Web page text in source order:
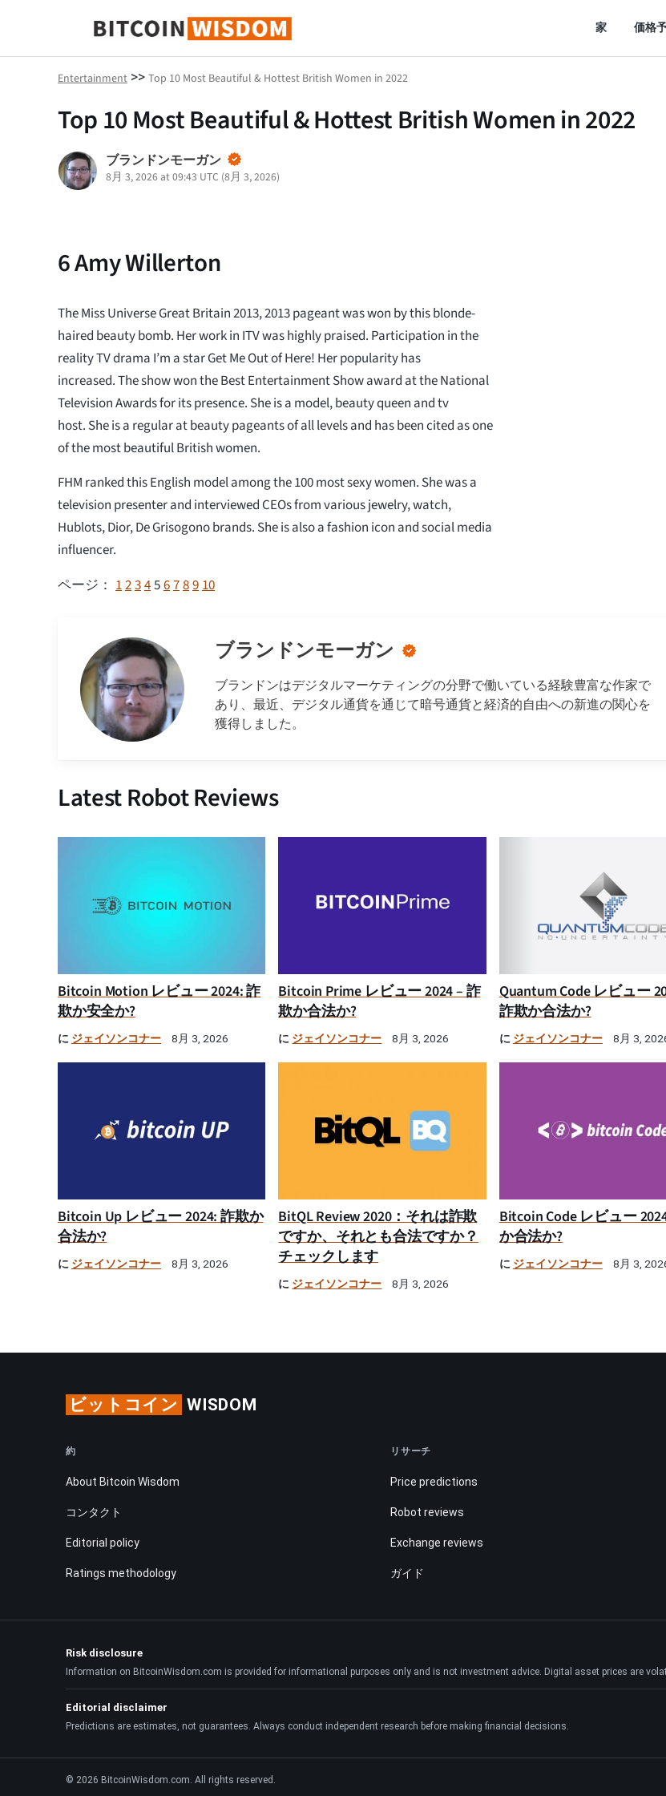
ビットコインの知恵
家 価格
Entertainment >> Top 10 Most Beautiful & Hottest British Women in 2022
Top 10 Most Beautiful & Hottest British Women in 2022
ブランドンモーガン
8月 3, 2026 at 09:43 UTC (8月 3, 2026)
6Amy Willerton
The Miss Universe Great Britain 2013, 2013 pageant was won by this blonde-
haired beauty bomb. Her work in ITV was highly praised. Participation in the
reality TV drama I’m a star Get Me Out of Here! Her popularity has
increased. The show won the Best Entertainment Show award at the National
Television Awards for its presence. She is a model, beauty queen and tv
host. She is a regular at beauty pageants of all levels and has been cited as one
of the most beautiful British women.
FHM ranked this English model among the 100 most sexy women. She was a
television presenter and interviewed CEOs from various jewelry, watch,
Hublots, Dior, De Grisogono brands. She is also a fashion icon and social media
influencer.
ページ： 12345678910
ブランドンモーガン
ブランドンはデジタルマーケティングの分野で働いている経験豊富な作家で
あり、最近、デジタル通貨を通じて暗号通貨と経済的自由への新進の関心を
獲得しました。
Latest Robot Reviews
Bitcoin Motion レビュー 2024: 詐
欺か安全か?
に ジェイソンコナー 8月 3, 2026
Bitcoin Prime レビュー 2024 – 詐
欺か合法か?
に ジェイソンコナー 8月 3, 2026
Quantum Code レビュー
詐欺か合法か?
に ジェイソンコナー 8月 3,
Bitcoin Up レビュー 2024: 詐欺か
合法か?
に ジェイソンコナー 8月 3, 2026
BitQL Review 2020：それは詐欺
ですか、それとも合法ですか？
チェックします
に ジェイソンコナー 8月 3, 2026
Bitcoin Code レビュー
か合法か?
に ジェイソンコナー 8月 3,
ビットコイン WISDOM
約
About Bitcoin Wisdom
コンタクト
Editorial policy
Ratings methodology
リサーチ
Price predictions
Robot reviews
Exchange reviews
ガイド
Risk disclosure
Information on BitcoinWisdom.com is provided for informational purposes only and is not investment advice. Digital asset prices are
Editorial disclaimer
Predictions are estimates, not guarantees. Always conduct independent research before making financial decisions.
© 2026 BitcoinWisdom.com. All rights reserved.